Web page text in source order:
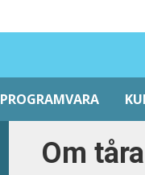
PROGRAMVARA
Om